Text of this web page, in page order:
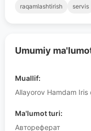
Umumiy
Muallif:
Allayorov Hamdam Iris
Ma'lumot turi:
Автореферат
raqamlashtirish
servis